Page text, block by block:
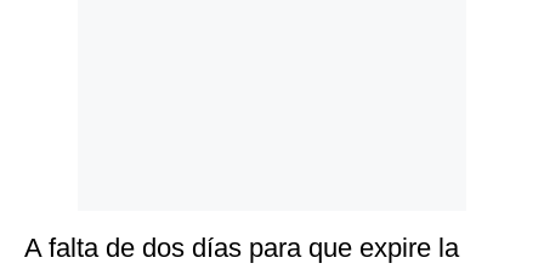
A falta de dos días para que expire la